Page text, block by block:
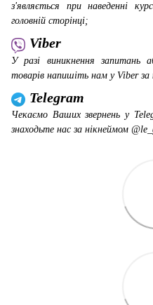
з'являється при наведенні
головній сторінці;
Viber
У разі виникнення запитань
товарів напишіть нам у Viber за
Telegram
Чекаємо Ваших звернень у
знаходьте нас за нікнеймом